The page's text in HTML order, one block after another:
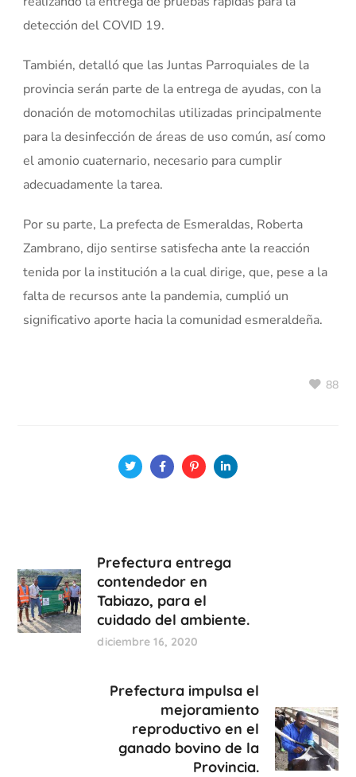
detección del COVID 19.
También, detalló que las Juntas Parroquiales de la
provincia serán parte de la entrega de ayudas, con la
donación de motomochilas utilizadas principalmente
para la desinfección de áreas de uso común, así como
el amonio cuaternario, necesario para cumplir
adecuadamente la tarea.
Por su parte, La prefecta de Esmeraldas, Roberta
Zambrano, dijo sentirse satisfecha ante la reacción
tenida por la institución a la cual dirige, que, pese a la
falta de recursos ante la pandemia, cumplió un
significativo aporte hacia la comunidad esmeraldeña.
88
Prefectura entrega
contendedor en
Tabiazo, para el
cuidado del ambiente.
diciembre 16, 2020
Prefectura impulsa el
mejoramiento
reproductivo en el
ganado bovino de la
Provincia.